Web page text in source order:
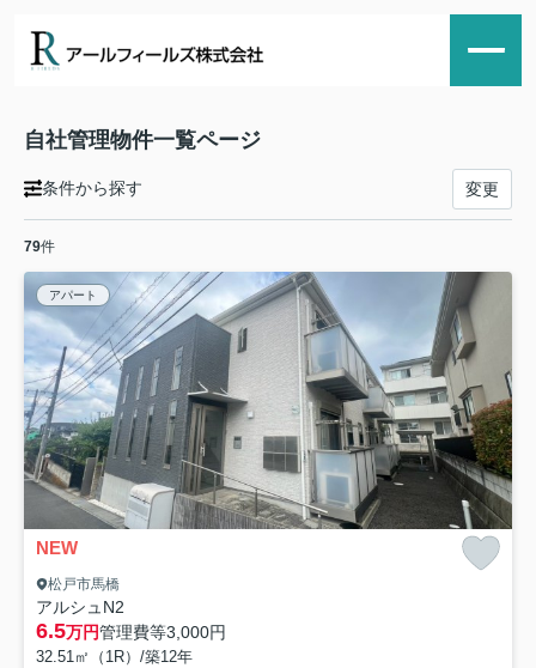
自社管理物件一覧ページ
条件から探す 変更
79件
アパート
NEW
松戸市馬橋
アルシュN2
6.5万円管理費等3,000円
32.51㎡（1R）/築12年